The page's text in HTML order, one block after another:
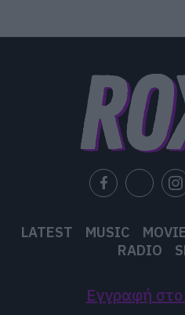
LATEST MUSIC
RADIO
Εγγραφή